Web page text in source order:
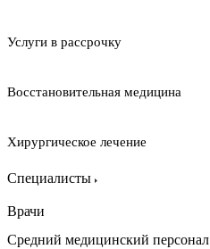
Услуги в рассрочку
Восстановительная медицина
Хирургическое лечение
Специалисты
Врачи
Средний медицинский персонал